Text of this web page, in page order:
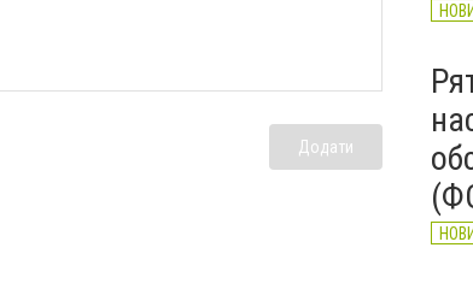
Додати